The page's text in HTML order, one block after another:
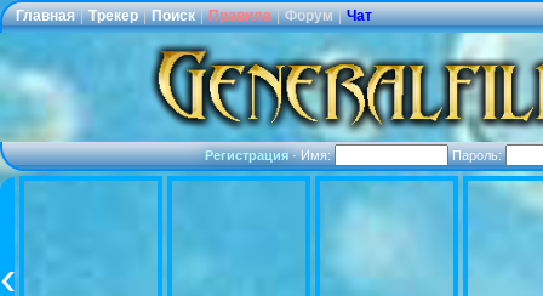
Главная | Трекер | Поиск | Правила | Форум | Чат
Регистрация·Имя: Пароль: